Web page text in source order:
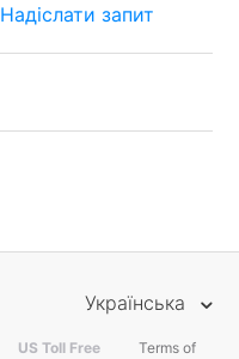
Надіслати запит
Українська
US Toll Free
Terms of